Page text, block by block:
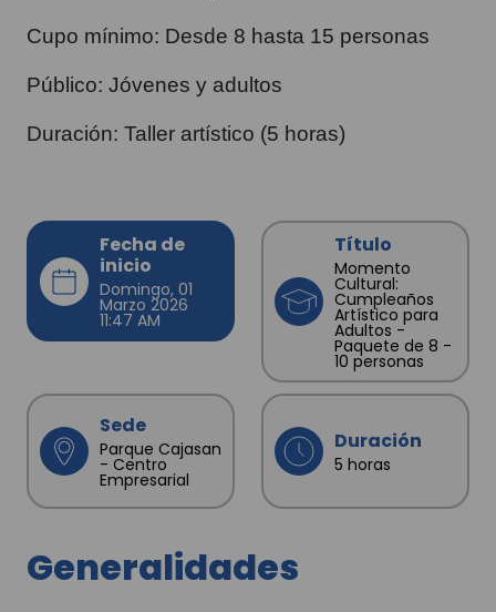
Cupo mínimo: Desde 8 hasta 15 personas
Público: Jóvenes y adultos
Duración: Taller artístico (5 horas)
Fecha de
inicio
Domingo, 01
Marzo 2026
11:47 AM
Título
Momento
Cultural:
Cumpleaños
Artístico para
Adultos -
Paquete de 8 -
10 personas
Sede
Parque Cajasan
- Centro
Empresarial
Duración
5 horas
Generalidades